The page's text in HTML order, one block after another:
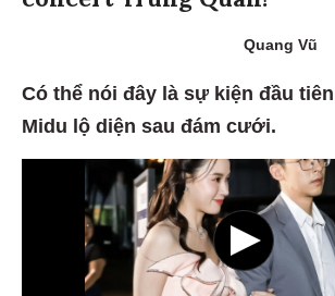
Quang Vũ
Có thể nói đây là sự kiện đầu
Midu lộ diện sau đám cưới.